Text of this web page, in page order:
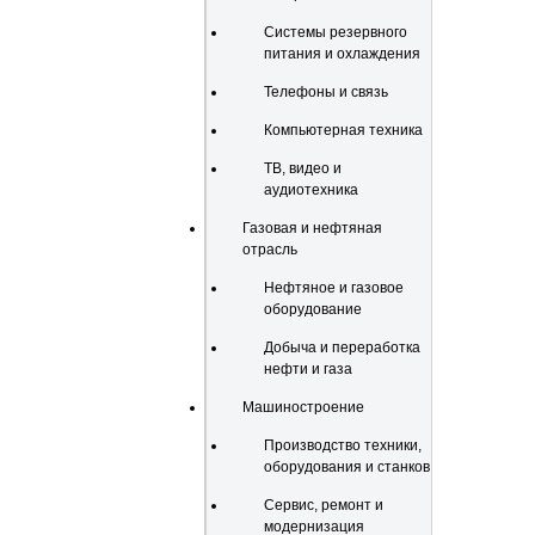
Системы резервного
питания и охлаждения
Телефоны и связь
Компьютерная техника
ТВ, видео и
аудиотехника
Газовая и нефтяная
отрасль
Нефтяное и газовое
оборудование
Добыча и переработка
нефти и газа
Машиностроение
Производство техники,
оборудования и станков
Сервис, ремонт и
модернизация